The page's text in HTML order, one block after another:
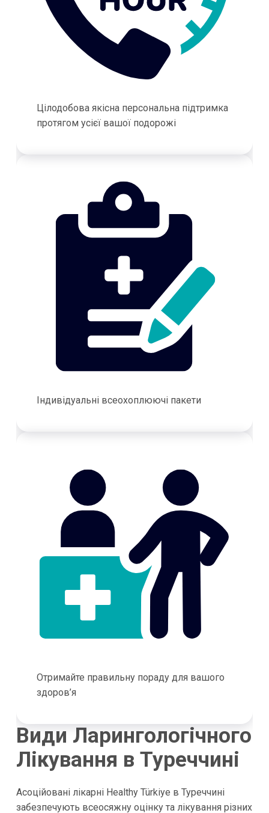
Цілодобова якісна персональна підтримка
протягом усієї вашої подорожі
Індивідуальні всеохоплюючі пакети
Отримайте правильну пораду для вашого
здоров’я
Види Ларингологічного
Лікування в Туреччині
Асоційовані лікарні Healthy Türkiye в Туреччині
забезпечують всеосяжну оцінку та лікування різних